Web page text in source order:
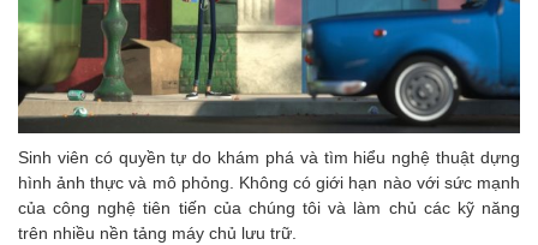
Sinh viên có quyền tự do khám phá và tìm hiểu nghệ thuật dựng
hình ảnh thực và mô phỏng. Không có giới hạn nào với sức mạnh
của công nghệ tiên tiến của chúng tôi và làm chủ các kỹ năng
trên nhiều nền tảng máy chủ lưu trữ.